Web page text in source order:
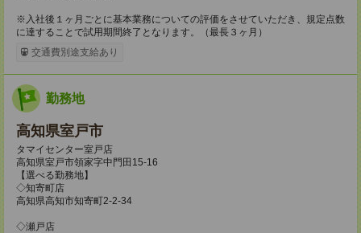
※入社後１ヶ月ごとに基本業務についての評価をさせていただき、規定点数
に達することで試用期間終了となります。（最長３ヶ月）
交通費別途支給あり
勤務地
高知県室戸市
タマイセンター室戸店
高知県室戸市領家字中門田15-16
【選べる勤務地】
◇知寄町店
高知県高知市知寄町2-2-34
◇瀬戸店